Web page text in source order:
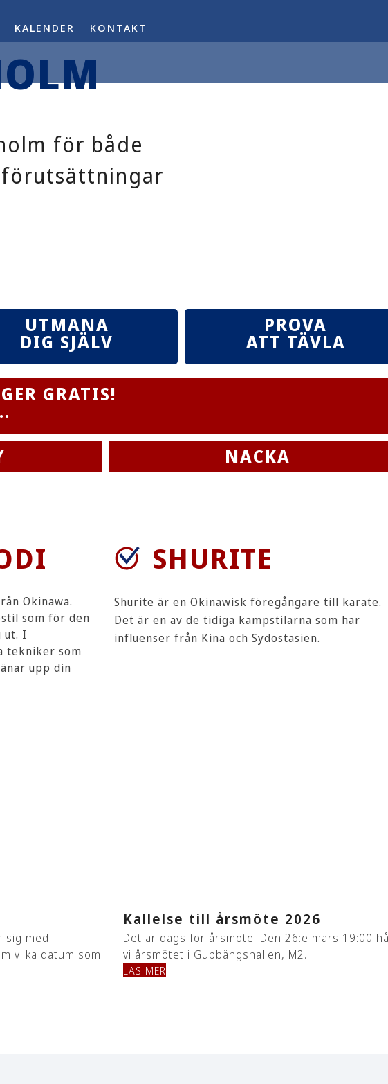
KALENDER KONTAKT
för både
förutsättningar
UTMANA
DIG SJÄLV
PROVA
ATT TÄVLA
GRATIS!
NACKA
Okinawa.
som för den
ut. I
tekniker som
upp din
SHURITE
Shurite är en Okinawisk föregångare till karate.
Det är en av de tidiga kampstilarna som har
influenser från Kina och Sydostasien.
sig med
vilka datum som
Kallelse till årsmöte 2026
Det är dags för årsmöte! Den 26:e mars 19:00
vi årsmötet i Gubbängshallen, M2…
LÄS MER